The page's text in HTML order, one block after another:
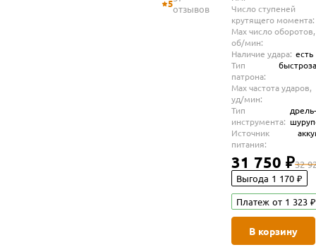
5отзывов
Число ступеней
крутящего момента:
Max число оборотов,
об/мин:
Наличие удара: есть
Тип
патрона:
Max частота ударов,
уд/мин:
Тип
инструмента:
дрель-
Источник
питания:
31 750 ₽32
Выгода 1 170 ₽
Платеж от 1 323 ₽
В корзину